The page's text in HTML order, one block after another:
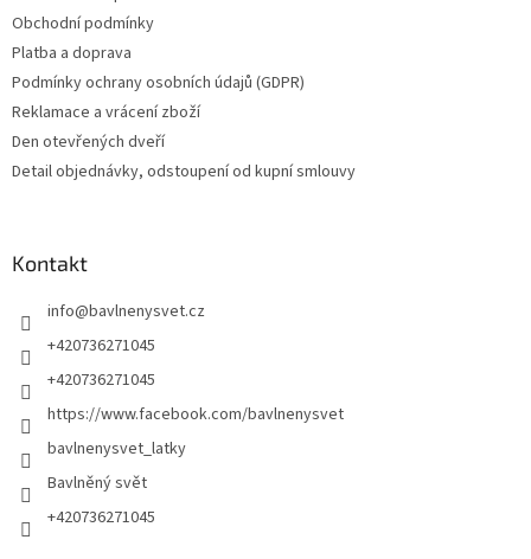
Obchodní podmínky
Platba a doprava
Podmínky ochrany osobních údajů (GDPR)
Reklamace a vrácení zboží
Den otevřených dveří
Detail objednávky, odstoupení od kupní smlouvy
Kontakt
info@bavlnenysvet.cz
+420736271045
+420736271045
https://www.facebook.com/bavlnenysvet
bavlnenysvet_latky
Bavlněný svět
+420736271045